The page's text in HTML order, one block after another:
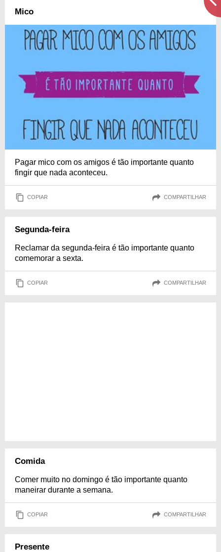
Mico
Pagar mico com os amigos é tão importante quanto
fingir que nada aconteceu.
COPIAR COMPARTILHAR
Segunda-feira
Reclamar da segunda-feira é tão importante quanto
comemorar a sexta.
COPIAR COMPARTILHAR
Comida
Comer muito no domingo é tão importante quanto
maneirar durante a semana.
COPIAR COMPARTILHAR
Presente